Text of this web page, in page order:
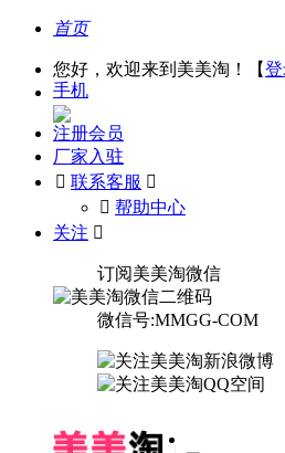
首页
您好，欢迎来到美美淘！【
手机
注册会员
厂家入驻
 联系客服 
󰅃 帮助中心
关注 
订阅美美淘微信
微信号:MMGG-COM